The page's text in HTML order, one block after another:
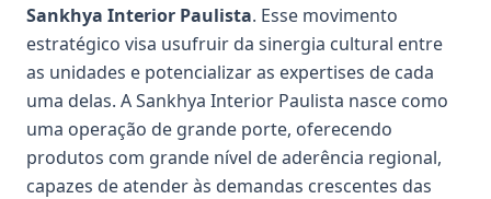
Sankhya Interior Paulista. Esse movimento
estratégico visa usufruir da sinergia cultural entre
as unidades e potencializar as expertises de cada
uma delas. A Sankhya Interior Paulista nasce como
uma operação de grande porte, oferecendo
produtos com grande nível de aderência regional,
capazes de atender às demandas crescentes das